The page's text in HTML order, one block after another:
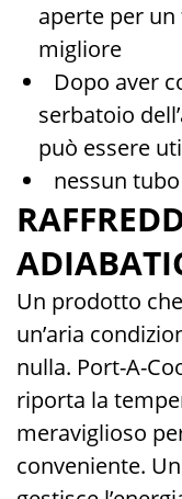
aperte per
migliore
Dopo aver
serbatoio
può essere
nessun
Un prodotto
un’aria
nulla. Port-A-
riporta la
meraviglioso
conveniente.